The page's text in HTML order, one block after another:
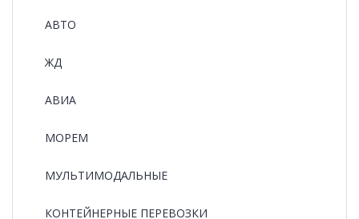
АВТО
ЖД
АВИА
МОРЕМ
МУЛЬТИМОДАЛЬНЫЕ
КОНТЕЙНЕРНЫЕ ПЕРЕВОЗКИ